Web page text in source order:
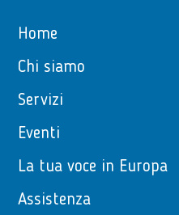
Home
Chi siamo
Servizi
Eventi
La tua voce in Europa
Assistenza